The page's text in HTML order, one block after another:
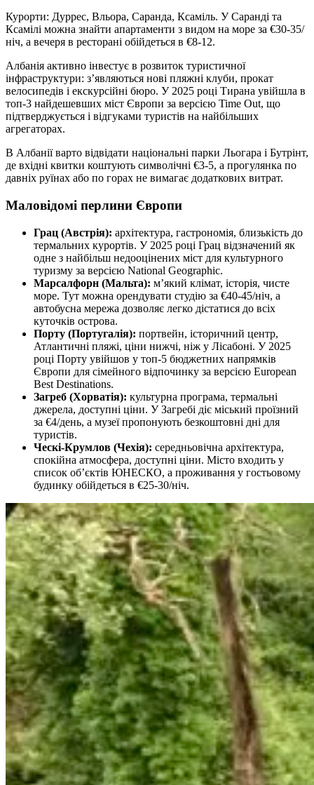
Курорти: Дуррес, Вльора, Саранда, Ксаміль. У Саранді та
Ксамілі можна знайти апартаменти з видом на море за €30-35/
ніч, а вечеря в ресторані обійдеться в €8-12.
Албанія активно інвестує в розвиток туристичної
інфраструктури: з’являються нові пляжні клуби, прокат
велосипедів і екскурсійні бюро. У 2025 році Тирана увійшла в
топ-3 найдешевших міст Європи за версією Time Out, що
підтверджується і відгуками туристів на найбільших
агрегаторах.
В Албанії варто відвідати національні парки Льогара і Бутрінт,
де вхідні квитки коштують символічні €3-5, а прогулянка по
давніх руїнах або по горах не вимагає додаткових витрат.
Маловідомі перлини Європи
Грац (Австрія): архітектура, гастрономія, близькість до
термальних курортів. У 2025 році Грац відзначений як
одне з найбільш недооцінених міст для культурного
туризму за версією National Geographic.
Марсалфорн (Мальта): м’який клімат, історія, чисте
море. Тут можна орендувати студію за €40-45/ніч, а
автобусна мережа дозволяє легко дістатися до всіх
куточків острова.
Порту (Португалія): портвейн, історичний центр,
Атлантичні пляжі, ціни нижчі, ніж у Лісабоні. У 2025
році Порту увійшов у топ-5 бюджетних напрямків
Європи для сімейного відпочинку за версією European
Best Destinations.
Загреб (Хорватія): культурна програма, термальні
джерела, доступні ціни. У Загребі діє міський проїзний
за €4/день, а музеї пропонують безкоштовні дні для
туристів.
Ческі-Крумлов (Чехія): середньовічна архітектура,
спокійна атмосфера, доступні ціни. Місто входить у
список об’єктів ЮНЕСКО, а проживання у гостьовому
будинку обійдеться в €25-30/ніч.